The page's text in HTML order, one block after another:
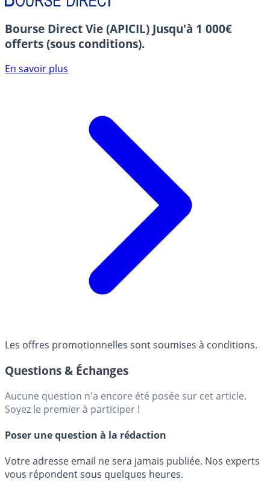
Bourse Direct Vie (APICIL) Jusqu'à 1 000€
offerts (sous conditions).
En savoir plus
Les offres promotionnelles sont soumises à conditions.
Questions & Échanges
Aucune question n'a encore été posée sur cet article.
Soyez le premier à participer !
Poser une question à la rédaction
Votre adresse email ne sera jamais publiée. Nos experts
vous répondent sous quelques heures.